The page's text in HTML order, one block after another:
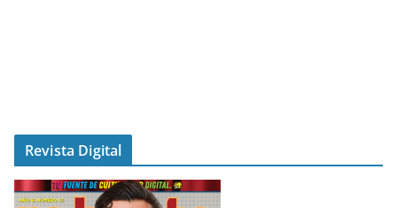
Revista Digital